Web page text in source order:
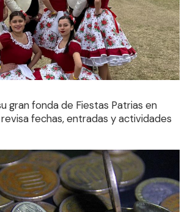
gran fonda de Fiestas Patrias en
fechas, entradas y actividades